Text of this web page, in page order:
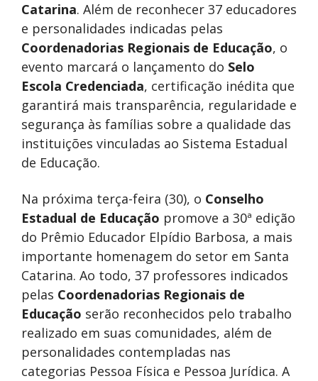
Catarina. Além de reconhecer 37 educadores
e personalidades indicadas pelas
Coordenadorias Regionais de Educação, o
evento marcará o lançamento do Selo
Escola Credenciada, certificação inédita que
garantirá mais transparência, regularidade e
segurança às famílias sobre a qualidade das
instituições vinculadas ao Sistema Estadual
de Educação.
Na próxima terça-feira (30), o Conselho
Estadual de Educação promove a 30ª edição
do Prêmio Educador Elpídio Barbosa, a mais
importante homenagem do setor em Santa
Catarina. Ao todo, 37 professores indicados
pelas Coordenadorias Regionais de
Educação serão reconhecidos pelo trabalho
realizado em suas comunidades, além de
personalidades contempladas nas
categorias Pessoa Física e Pessoa Jurídica. A